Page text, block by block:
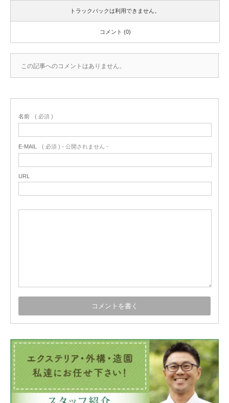
トラックバックは利用できません。
コメント (0)
この記事へのコメントはありません。
名前 ( 必須 )
E-MAIL ( 必須 ) - 公開されません -
URL